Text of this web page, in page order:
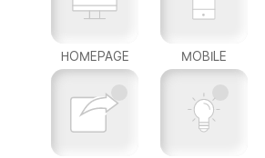
HOMEPAGE MOBILE